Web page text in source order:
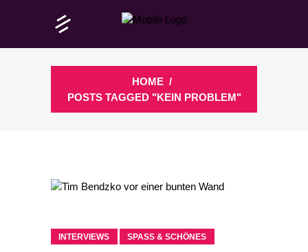
HOME /
POSTS TAGGED "KEIN PROBLEM"
INTERVIEWS SPASS & SCHÖNES